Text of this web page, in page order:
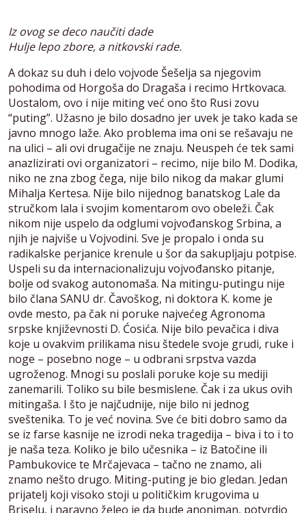
Iz ovog se deco naučiti dade
Hulje lepo zbore, a nitkovski rade.
A dokaz su duh i delo vojvode Šešelja sa njegovim
pohodima od Horgoša do Dragaša i recimo Hrtkovaca.
Uostalom, ovo i nije miting već ono što Rusi zovu
“puting”. Užasno je bilo dosadno jer uvek je tako kada se
javno mnogo laže. Ako problema ima oni se rešavaju ne
na ulici – ali ovi drugačije ne znaju. Neuspeh će tek sami
anazlizirati ovi organizatori – recimo, nije bilo M. Dodika,
niko ne zna zbog čega, nije bilo nikog da makar glumi
Mihalja Kertesa. Nije bilo nijednog banatskog Lale da
stručkom lala i svojim komentarom ovo obeleži. Čak
nikom nije uspelo da odglumi vojvođanskog Srbina, a
njih je najviše u Vojvodini. Sve je propalo i onda su
radikalske perjanice krenule u šor da sakupljaju potpise.
Uspeli su da internacionalizuju vojvođansko pitanje,
bolje od svakog autonomaša. Na mitingu-putingu nije
bilo člana SANU dr. Čavoškog, ni doktora K. kome je
ovde mesto, pa čak ni poruke najvećeg Agronoma
srpske književnosti D. Ćosića. Nije bilo pevačica i diva
koje u ovakvim prilikama nisu štedele svoje grudi, ruke i
noge – posebno noge – u odbrani srpstva vazda
ugroženog. Mnogi su poslali poruke koje su mediji
zanemarili. Toliko su bile besmislene. Čak i za ukus ovih
mitingaša. I što je najčudnije, nije bilo ni jednog
sveštenika. To je već novina. Sve će biti dobro samo da
se iz farse kasnije ne izrodi neka tragedija – biva i to i to
je naša teza. Koliko je bilo učesnika – iz Batočine ili
Pambukovice te Mrčajevaca – tačno ne znamo, ali
znamo nešto drugo. Miting-puting je bio gledan. Jedan
prijatelj koji visoko stoji u političkim krugovima u
Briselu, i naravno želeo je da bude anoniman, potvrdio